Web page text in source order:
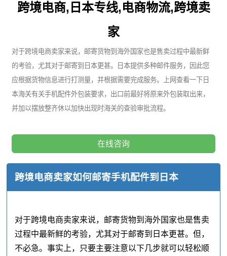
跨境电商,日本专线,电商物流,跨境卖
家
对于跨境电商卖家来说，邮寄货物到海外国家也是售卖过程中最新鲜
的考验，尤其对于邮寄到日本更甚。日本提供多种邮件服务，因此您
应根据货物信息进行打测量，并根据需要完成服务。上网查看一下日
本海关有关手机配件外包装要求，出口前最好将原来外包装取出来，
并加以摆放整齐休以加快出现时海关的查验审批流程。
在线咨询
跨境电商卖家如何邮寄手机配件到日本
对于跨境电商卖家来说，邮寄货物到海外国家也是售卖
过程中最新鲜的考验，尤其对于邮寄到日本更甚。但，
不必急。事实上，只要主要注意以下几步就可以轻松顺